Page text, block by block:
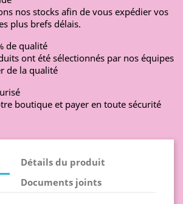
nos stocks afin de vous expédier vos
plus brefs délais.
de qualité
ont été sélectionnés par nos équipes
de la qualité
boutique et payer en toute sécurité
Détails du produit
Documents joints